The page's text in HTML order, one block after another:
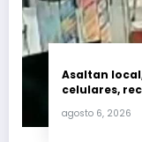
Asaltan
celulares,
agosto 6, 2026